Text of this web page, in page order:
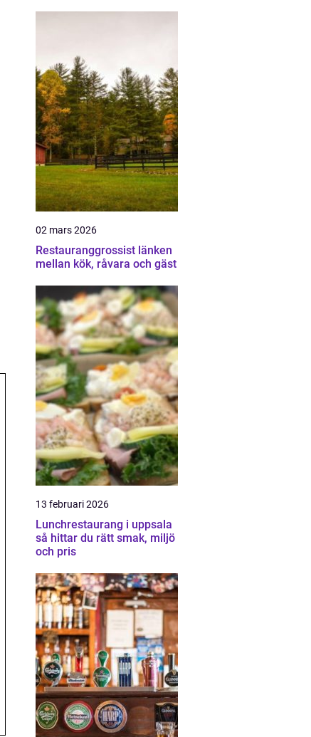
02 mars 2026
Restauranggrossist länken
mellan kök, råvara och gäst
13 februari 2026
Lunchrestaurang i uppsala
så hittar du rätt smak, miljö
och pris